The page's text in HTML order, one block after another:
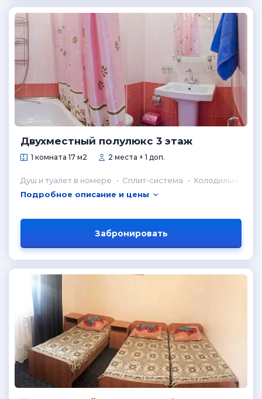
Двухместный полулюкс 3 этаж
1 комната 17 м2 2 места + 1 доп.
Душ и туалет в номере Сплит-система
Холодильник в
Подробное описание и цены
Забронировать